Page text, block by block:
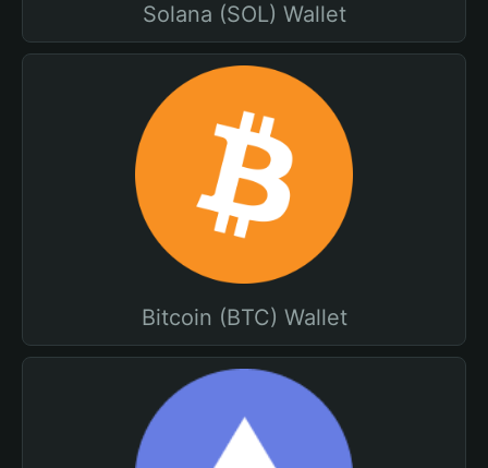
Solana (SOL) Wallet
Bitcoin (BTC) Wallet